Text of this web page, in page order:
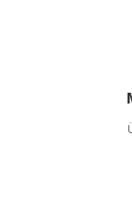
Ürün
Ürün
Ürün fiyatı
Bu ürüne